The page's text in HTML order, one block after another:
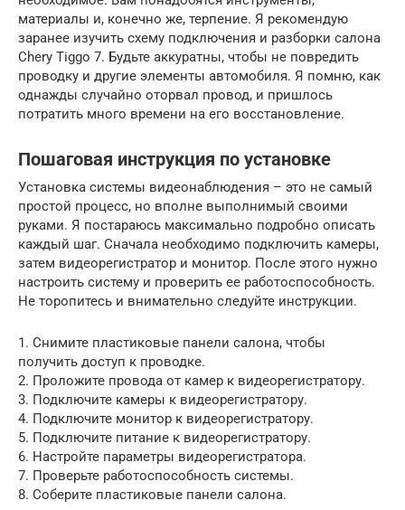
материалы и, конечно же, терпение. Я рекомендую
заранее изучить схему подключения и разборки салона
Chery Tiggo 7. Будьте аккуратны, чтобы не повредить
проводку и другие элементы автомобиля. Я помню, как
однажды случайно оторвал провод, и пришлось
потратить много времени на его восстановление.
Пошаговая инструкция по установке
Установка системы видеонаблюдения – это не самый
простой процесс, но вполне выполнимый своими
руками. Я постараюсь максимально подробно описать
каждый шаг. Сначала необходимо подключить камеры,
затем видеорегистратор и монитор. После этого нужно
настроить систему и проверить ее работоспособность.
Не торопитесь и внимательно следуйте инструкции.
1. Снимите пластиковые панели салона, чтобы
получить доступ к проводке.
2. Проложите провода от камер к видеорегистратору.
3. Подключите камеры к видеорегистратору.
4. Подключите монитор к видеорегистратору.
5. Подключите питание к видеорегистратору.
6. Настройте параметры видеорегистратора.
7. Проверьте работоспособность системы.
8. Соберите пластиковые панели салона.